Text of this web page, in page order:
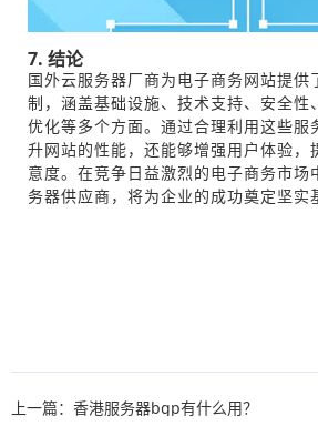
7. 结论
国外云服务器厂商为电子商务网站提供
制，涵盖基础设施、技术支持、安全性
优化等多个方面。通过合理利用这些服
升网站的性能，还能够增强用户体验，
意度。在竞争日益激烈的电子商务市场
务器供应商，将为企业的成功奠定坚实
上一篇：香港服务器bgp有什么用？